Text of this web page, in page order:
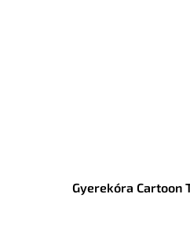
Gyerekóra Cartoon